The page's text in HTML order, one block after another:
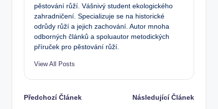
pěstování růží. Vášnivý student ekologického
zahradničení. Specializuje se na historické
odrůdy růží a jejich zachování. Autor mnoha
odborných článků a spoluautor metodických
příruček pro pěstování růží.
View All Posts
Post
Předchozí Článek Následující Článek